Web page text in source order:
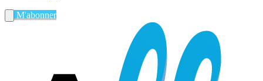
M'abonner